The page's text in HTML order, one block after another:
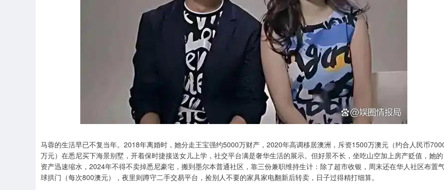
马蓉的生活早已不复当年。2018年离婚时，她分走王宝强约5000万财产，2020年高调移居澳洲，斥资1500万澳元（约合人民币
万元）在悉尼买下海景别墅，开着保时捷接送女儿上学，社交平台满是奢华生活的展示。但好景不长，坐吃山空加上房产贬值，她的
资产迅速缩水，2024年不得不卖掉悉尼豪宅，搬到墨尔本普通社区，靠三份兼职维持生计：除了超市收银，周末还在华人社区布置
球拱门（每次800澳元），夜里则蹲守二手交易平台，捡别人不要的家具家电翻新后转卖，日子过得精打细算。